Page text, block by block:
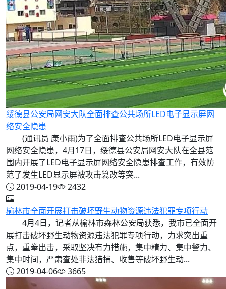
绥德县公安局网安大队全面排查公共场所LED电子显示屏网
络安全隐患
(通讯员 康小雨)为了全面排查公共场所LED电子显示屏
网络安全隐患，4月17日，绥德县公安局网安大队在全县范
围内开展了LED电子显示屏网络安全隐患排查工作，有效防
范了发生LED显示屏被攻击篡改等突...
2019-04-19
2432
榆林市全面开展打击破坏野生动物资源违法犯罪专项行动
4月4日，记者从榆林市森林公安局获悉，我市已全面开
展打击破坏野生动物资源违法犯罪专项行动，力求突出重
点，重拳出击，采取坚决有力措施，集中精力、集中警力、
集中时间，严肃查处非法猎捕、收售等破坏野生动...
2019-04-06
3665